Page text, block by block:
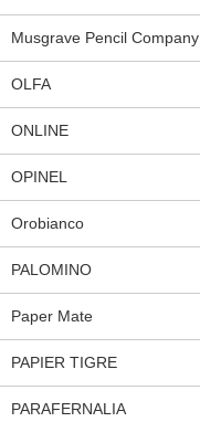
Musgrave Pencil Company
OLFA
ONLINE
OPINEL
Orobianco
PALOMINO
Paper Mate
PAPIER TIGRE
PARAFERNALIA